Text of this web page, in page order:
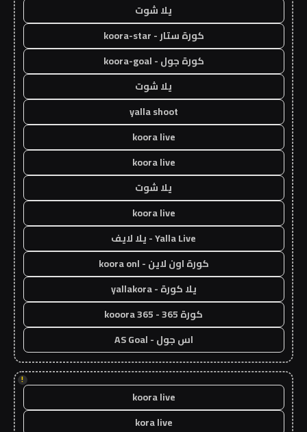
يلا شوت
كورة ستار - koora-star
كورة جول - koora-goal
يلا شوت
yalla shoot
koora live
koora live
يلا شوت
koora live
Yalla Live - يلا لايف
كورة اون لاين - koora onl
يلا كورة - yallakora
كورة 365 - kooora 365
اس جول - AS Goal
!
koora live
kora live